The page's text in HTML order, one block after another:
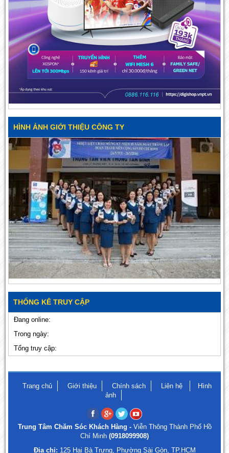
HÌNH ẢNH GIỚI THIỆU CÔNG TY
THỐNG KÊ TRUY CẬP
Đang online:
Trong ngày:
Tổng truy cập:
Trang chủ Giới thiệu Chính sách Liên hệ
Hình
ảnh
Trung Tâm Chăm Sóc Khách Hàng - Viễn Thông Thành Phố Hồ
Chí Minh (0918099908)
Địa chỉ: 125 Hai Bà Trưng, Phường Sài Gòn, TP.HCM